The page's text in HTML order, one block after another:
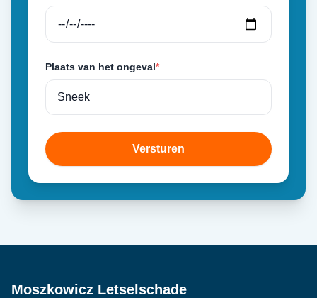
Plaats van het ongeval*
Versturen
Moszkowicz Letselschade